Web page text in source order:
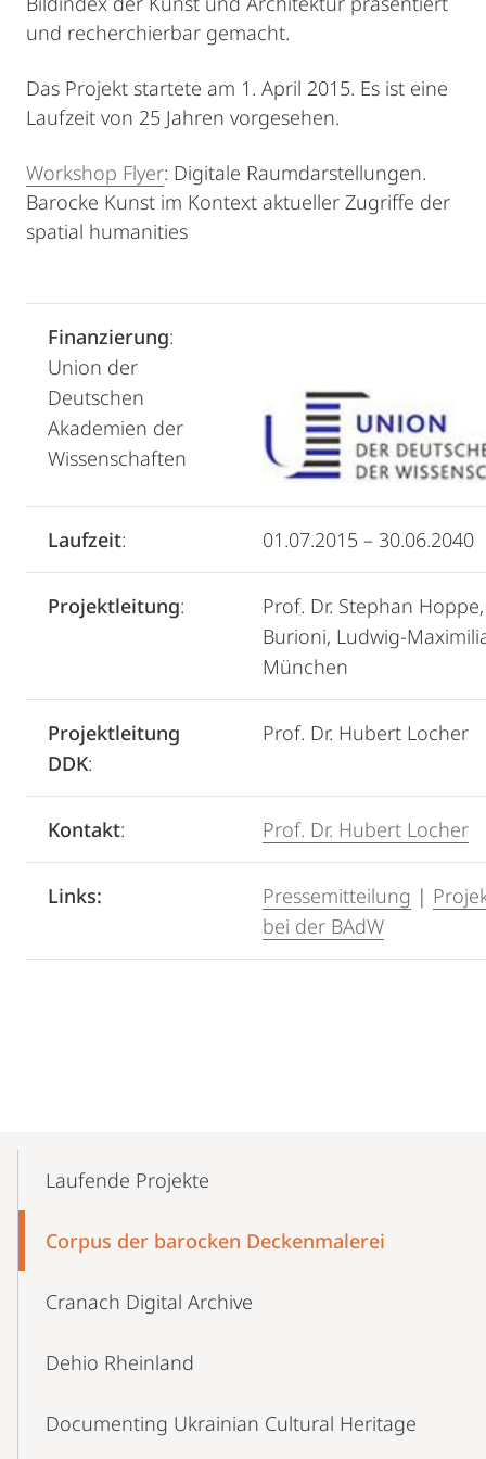
und recherchierbar gemacht.
Das Projekt startete am 1. April 2015. Es ist eine
Laufzeit von 25 Jahren vorgesehen.
Workshop Flyer: Digitale Raumdarstellungen.
Barocke Kunst im Kontext aktueller Zugriffe der
spatial humanities
Finanzierung:
Union der
Deutschen
Akademien der
Wissenschaften
Laufzeit: 01.07.2015 – 30.06.2040
Projektleitung:
Prof. Dr. Stephan
Burioni, Ludwig-
München
Projektleitung
DDK:
Prof. Dr. Hubert Locher
Kontakt: Prof. Dr. Hubert Locher
Links: Pressemitteilung |
bei der BAdW
Mobile-
NavigationLaufende Projekte
Corpus der barocken Deckenmalerei
Cranach Digital Archive
Dehio Rheinland
Documenting Ukrainian Cultural Heritage